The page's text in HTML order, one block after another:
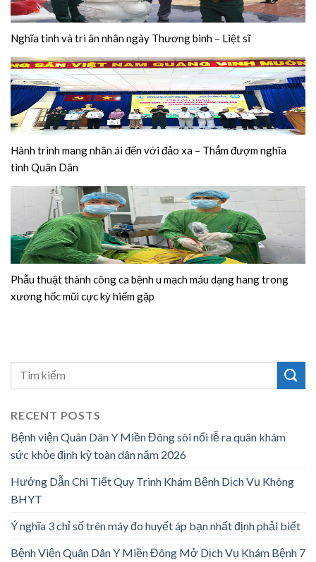
Nghĩa tình và tri ân nhân ngày Thương binh – Liệt sĩ
Hành trình mang nhân ái đến với đảo xa – Thắm đượm nghĩa
tình Quân Dân
Phẫu thuật thành công ca bệnh u mạch máu dạng hang trong
xương hốc mũi cực kỳ hiếm gặp
RECENT POSTS
Bệnh viện Quân Dân Y Miền Đông sôi nổi lễ ra quân khám
sức khỏe định kỳ toàn dân năm 2026
Hướng Dẫn Chi Tiết Quy Trình Khám Bệnh Dịch Vụ Không
BHYT
Ý nghĩa 3 chỉ số trên máy đo huyết áp bạn nhất định phải biết
Bệnh Viện Quân Dân Y Miền Đông Mở Dịch Vụ Khám Bệnh 7